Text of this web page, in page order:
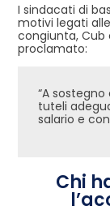
I sindacati di
motivi legati
congiunta, Cub
proclamato:
“A sostegno della piattaforma per un Ccnl che
tuteli
salario e
Chi